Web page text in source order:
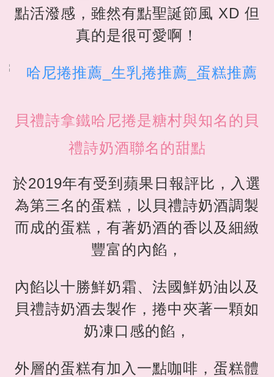
點活潑感，雖然有點聖誕節風 XD 但
真的是很可愛啊！
貝禮詩拿鐵哈尼捲是糖村與知名的貝
禮詩奶酒聯名的甜點
於2019年有受到蘋果日報評比，入選
為第三名的蛋糕，以貝禮詩奶酒調製
而成的蛋糕，有著奶酒的香以及細緻
豐富的內餡，
內餡以十勝鮮奶霜、法國鮮奶油以及
貝禮詩奶酒去製作，捲中夾著一顆如
奶凍口感的餡，
外層的蛋糕有加入一點咖啡，蛋糕體